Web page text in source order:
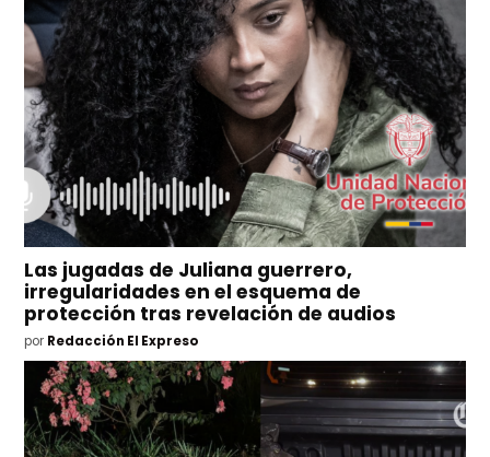
Las jugadas de Juliana guerrero,
irregularidades en el esquema de
protección tras revelación de audios
por Redacción El Expreso